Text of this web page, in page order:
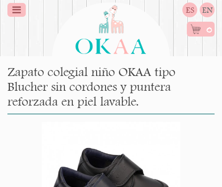
ES EN
0
Zapato colegial niño OKAA tipo
Blucher sin cordones y puntera
reforzada en piel lavable.